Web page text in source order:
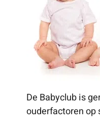
De Babyclub is
ouderfactoren op